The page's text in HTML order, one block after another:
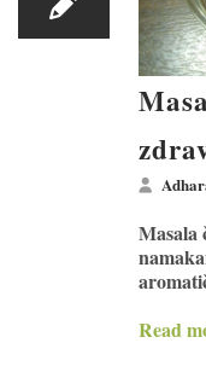
Masala
Read